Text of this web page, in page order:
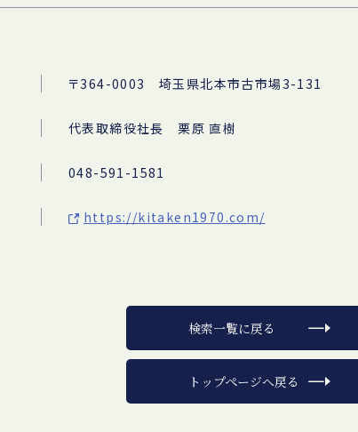
〒364-0003 埼玉県北本市古市場3-131
代表取締役社長 栗原 直樹
048-591-1581
https://kitaken1970.com/
検索一覧に戻る
トップページへ戻る